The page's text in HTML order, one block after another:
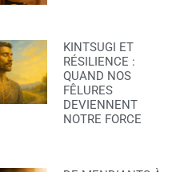
KINTSUGI ET
RÉSILIENCE :
QUAND NOS
FÊLURES
DEVIENNENT
NOTRE FORCE